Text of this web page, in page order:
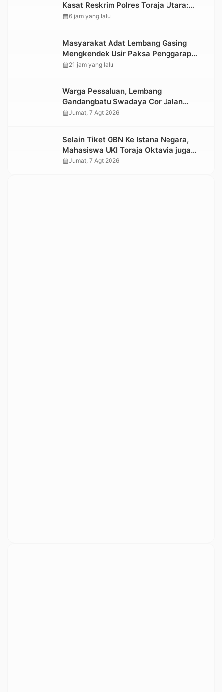
Kasat Reskrim Polres Toraja Utara:
Proses Hukum Berjalan Transparan
calendar_month6 jam yang lalu
Masyarakat Adat Lembang Gasing
Mengkendek Usir Paksa Penggarap
yang Rusak Kawasan Hutan
calendar_month21 jam yang lalu
Warga Pessaluan, Lembang
Gandangbatu Swadaya Cor Jalan
Kabupaten
calendar_monthJumat, 7 Agt 2026
Selain Tiket GBN Ke Istana Negara,
Mahasiswa UKI Toraja Oktavia juga
Lolos ke Pekan Seni Mahasiswa
calendar_monthJumat, 7 Agt 2026